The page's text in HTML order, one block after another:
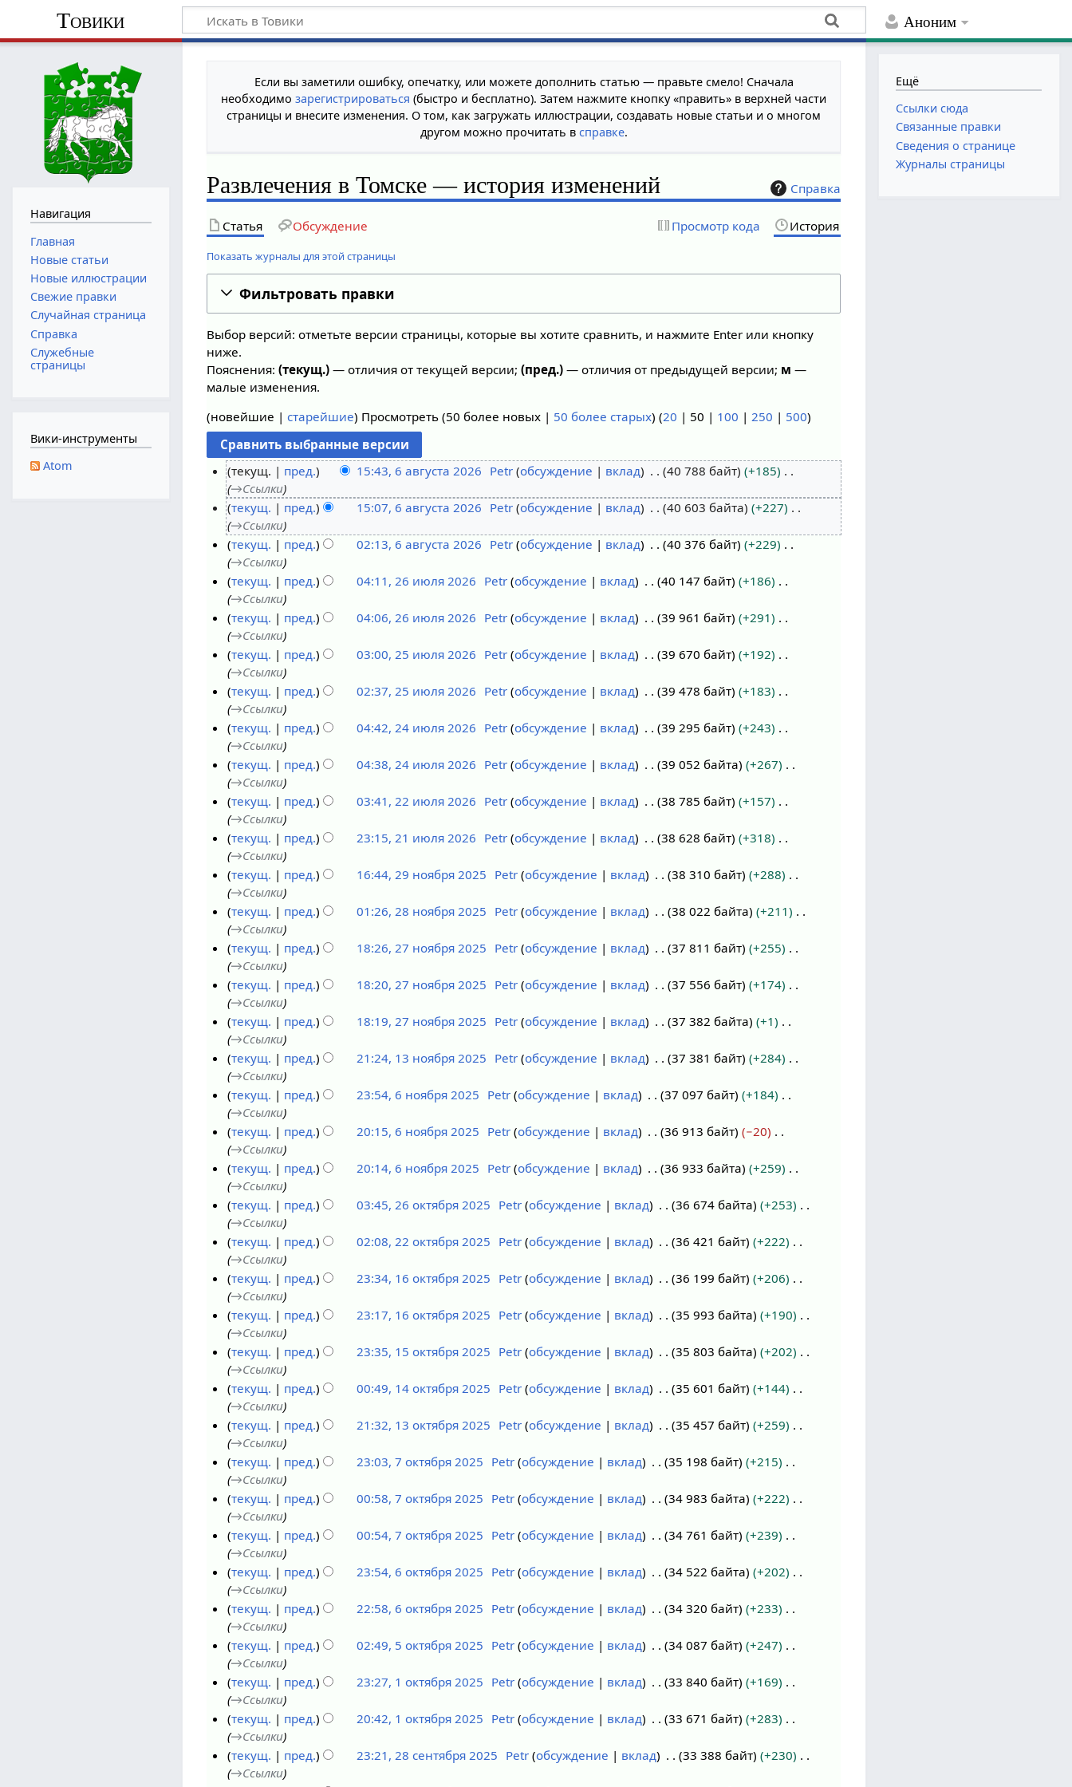
Аноним
Товики
Если вы заметили ошибку, опечатку, или можете дополнить статью — правьте смело! Сначала
необходимозарегистрироваться (быстро и бесплатно). Затем нажмите кнопку «править» в верхней части
страницы и внесите изменения. О том, как загружать иллюстрации, создавать новые статьи и о многом
другом можно прочитать в справке.
Справка
Развлечения в Томске — история изменений
Статья Обсуждение Просмотр кода История
Показать журналы для этой страницы
Фильтровать правки
Выбор версий: отметьте версии страницы, которые вы хотите сравнить, и нажмите Enter или кнопку
ниже.
Пояснения:(текущ.) — отличия от текущей версии;(пред.) — отличия от предыдущей версии; м —
малые изменения.
(новейшие |старейшие) Просмотреть (50 более новых | 50 более старых) (20 | 50 | 100 |250 | 500)
а
г
с
а
0
6
текущ. пред. 15:43, 6 августа 2026 Petr обсуждение вклад 40 788 байт
+185
→Ссылки
текущ.
пред. 15:07, 6 августа 2026 Petr обсуждение вклад 40 603 байта
+227
→Ссылки
текущ.
пред. 02:13, 6 августа 2026 Petr обсуждение вклад 40 376 байт
+229
→Ссылки
6
ю
я
0
6
текущ. пред. 04:11, 26 июля 2026 Petr обсуждение вклад 40 147 байт
+186
→Ссылки
текущ.
пред. 04:06, 26 июля 2026 Petr обсуждение вклад 39 961 байт
+291
→Ссылки
5
ю
я
0
6
текущ. пред. 03:00, 25 июля 2026 Petr обсуждение вклад 39 670 байт
+192
→Ссылки
текущ.
пред. 02:37, 25 июля 2026 Petr обсуждение вклад 39 478 байт
+183
→Ссылки
4
ю
я
0
6
текущ. пред. 04:42, 24 июля 2026 Petr обсуждение вклад 39 295 байт
+243
→Ссылки
текущ.
пред. 04:38, 24 июля 2026 Petr обсуждение вклад 39 052 байта
+267
→Ссылки
2
ю
я
0
6
текущ. пред. 03:41, 22 июля 2026 Petr обсуждение вклад 38 785 байт
+157
→Ссылки
1
ю
я
0
6
текущ. пред. 23:15, 21 июля 2026 Petr обсуждение вклад 38 628 байт
+318
→Ссылки
9
о
б
я
0
5
текущ. пред. 16:44, 29 ноября 2025 Petr обсуждение вклад 38 310 байт
+288
→Ссылки
8
о
б
я
0
5
текущ. пред. 01:26, 28 ноября 2025 Petr обсуждение вклад 38 022 байта
+211
→Ссылки
7
о
б
я
0
5
текущ. пред. 18:26, 27 ноября 2025 Petr обсуждение вклад 37 811 байт
+255
→Ссылки
текущ.
пред. 18:20, 27 ноября 2025 Petr обсуждение вклад 37 556 байт
+174
→Ссылки
текущ.
пред. 18:19, 27 ноября 2025 Petr обсуждение вклад 37 382 байта
+1
→Ссылки
3
о
б
я
0
5
текущ. пред. 21:24, 13 ноября 2025 Petr обсуждение вклад 37 381 байт
+284
→Ссылки
н
я
р
2
2
текущ. пред. 23:54, 6 ноября 2025 Petr обсуждение вклад 37 097 байт
+184
→Ссылки
текущ.
пред. 20:15, 6 ноября 2025 Petr обсуждение вклад 36 913 байт
−20
→Ссылки
текущ.
пред. 20:14, 6 ноября 2025 Petr обсуждение вклад 36 933 байта
+259
→Ссылки
6
к
я
р
2
2
текущ. пред. 03:45, 26 октября 2025 Petr обсуждение вклад 36 674 байта
+253
→Ссылки
2
к
я
р
2
2
текущ. пред. 02:08, 22 октября 2025 Petr обсуждение вклад 36 421 байт
+222
→Ссылки
6
к
я
р
2
2
текущ. пред. 23:34, 16 октября 2025 Petr обсуждение вклад 36 199 байт
+206
→Ссылки
текущ.
пред. 23:17, 16 октября 2025 Petr обсуждение вклад 35 993 байта
+190
→Ссылки
5
к
я
р
2
2
текущ. пред. 23:35, 15 октября 2025 Petr обсуждение вклад 35 803 байта
+202
→Ссылки
4
к
я
р
2
2
текущ. пред. 00:49, 14 октября 2025 Petr обсуждение вклад 35 601 байт
+144
→Ссылки
3
к
я
р
2
2
текущ. пред. 21:32, 13 октября 2025 Petr обсуждение вклад 35 457 байт
+259
→Ссылки
о
т
б
я
0
5
текущ. пред. 23:03, 7 октября 2025 Petr обсуждение вклад 35 198 байт
+215
→Ссылки
текущ.
пред. 00:58, 7 октября 2025 Petr обсуждение вклад 34 983 байта
+222
→Ссылки
текущ.
пред. 00:54, 7 октября 2025 Petr обсуждение вклад 34 761 байт
+239
→Ссылки
о
т
б
я
0
текущ. пред. 23:54, 6 октября 2025 Petr обсуждение вклад 34 522 байта
+202
→Ссылки
текущ.
пред. 22:58, 6 октября 2025 Petr обсуждение вклад 34 320 байт
+233
→Ссылки
о
т
б
текущ. пред. 02:49, 5 октября 2025 Petr обсуждение вклад 34 087 байт
+247
→Ссылки
о
т
текущ. пред. 23:27, 1 октября 2025 Petr обсуждение вклад 33 840 байт
+169
→Ссылки
текущ.
пред. 20:42, 1 октября 2025 Petr обсуждение вклад 33 671 байт
+283
→Ссылки
текущ. пред. 23:21, 28 сентября 2025 Petr обсуждение вклад 33 388 байт
+230
→Ссылки
Навигация
Главная
Новые статьи
Новые иллюстрации
Свежие правки
Случайная страница
Справка
Служебные
страницы
Вики-инструменты
Atom
Ещё
Ссылки сюда
Связанные правки
Сведения о странице
Журналы страницы